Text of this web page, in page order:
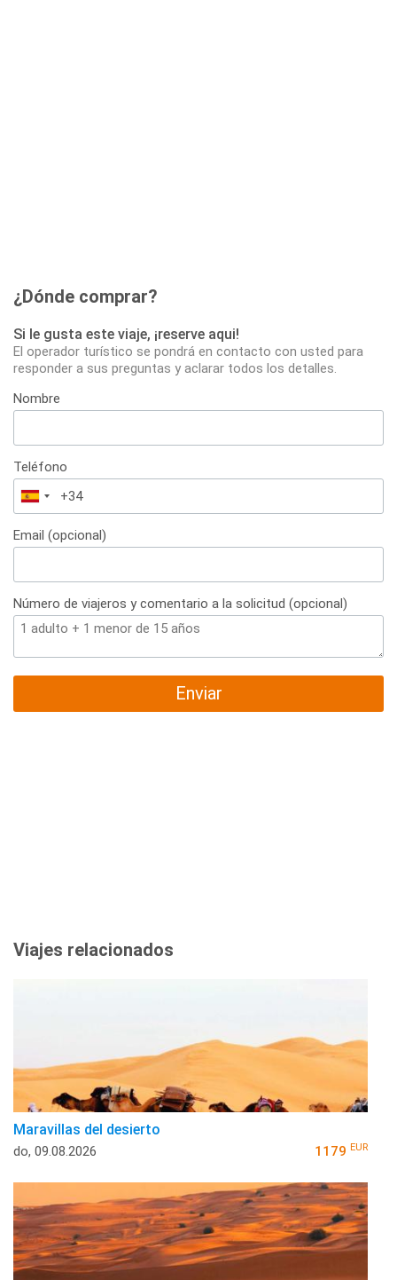
¿Dónde comprar?
Si le gusta este viaje, ¡reserve aqui!
El operador turístico se pondrá en contacto con usted para
responder a sus preguntas y aclarar todos los detalles.
Nombre
Teléfono
España
+34
Email (opcional)
Número de viajeros y comentario a la solicitud (opcional)
Enviar
Viajes relacionados
Maravillas del desierto
do, 09.08.2026 1179 EUR